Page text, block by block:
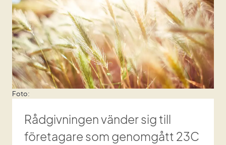
Foto:
Rådgivningen vänder sig till
företagare som genomgått 23C